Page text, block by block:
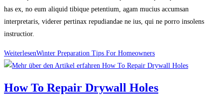
has ex, no eum aliquid tibique petentium, agam mucius accumsan
interpretaris, viderer pertinax repudiandae ne ius, qui ne porro insolens
instructior.
WeiterlesenWinter Preparation Tips For Homeowners
How To Repair Drywall Holes